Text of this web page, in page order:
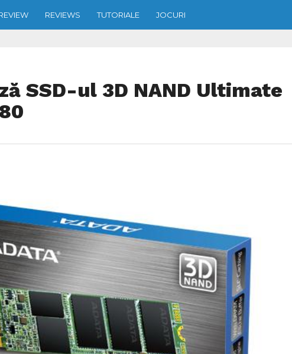
REVIEWS TUTORIALE JOCURI
SSD-ul 3D NAND Ultimate